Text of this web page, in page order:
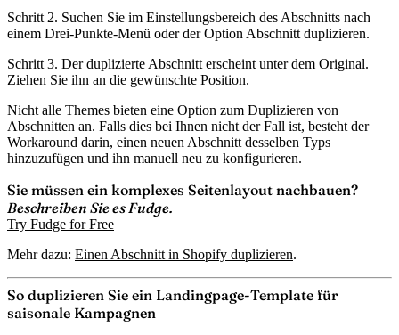
Schritt 2. Suchen Sie im Einstellungsbereich des Abschnitts nach
einem Drei-Punkte-Menü oder der Option Abschnitt duplizieren.
Schritt 3. Der duplizierte Abschnitt erscheint unter dem Original.
Ziehen Sie ihn an die gewünschte Position.
Nicht alle Themes bieten eine Option zum Duplizieren von
Abschnitten an. Falls dies bei Ihnen nicht der Fall ist, besteht der
Workaround darin, einen neuen Abschnitt desselben Typs
hinzuzufügen und ihn manuell neu zu konfigurieren.
Sie müssen ein komplexes Seitenlayout nachbauen?
Beschreiben Sie es Fudge.
Try Fudge for Free
Mehr dazu: Einen Abschnitt in Shopify duplizieren.
So duplizieren Sie ein Landingpage-Template für
saisonale Kampagnen